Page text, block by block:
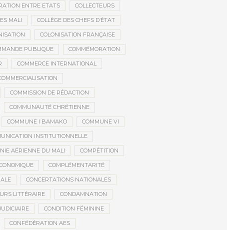
ENTRE ETATS COLLECTEURS
MALI COLLÈGE DES CHEFS D’ÉTAT
COLONISATION FRANÇAISE
PUBLIQUE COMMÉMORATION
COMMERCE INTERNATIONAL
COMMISSION DE RÉDACTION
COMMUNAUTÉ CHRÉTIENNE
COMMUNE I BAMAKO COMMUNE VI
INSTITUTIONNELLE
AÉRIENNE DU MALI COMPÉTITION
COMPLÉMENTARITÉ
CONCERTATIONS NATIONALES
LITTÉRAIRE CONDAMNATION
CONDITION FÉMININE
CONFÉDÉRATION AES